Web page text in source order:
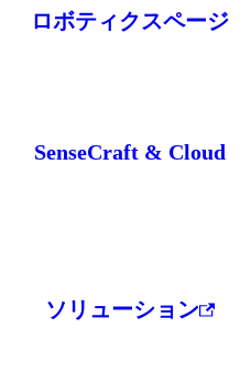
ロボティクスページ
SenseCraft & Cloud
ソリューション